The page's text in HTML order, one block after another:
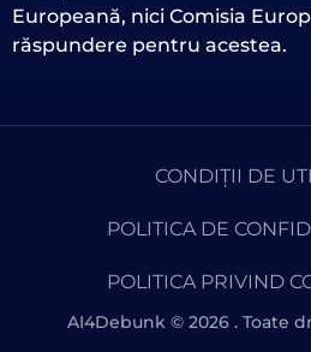
Europeană, nici Comisia
răspundere pentru acestea.
CONDIȚII DE
POLITICA DE
POLITICA PRIVIND
AI4Debunk © 2026 . Toate